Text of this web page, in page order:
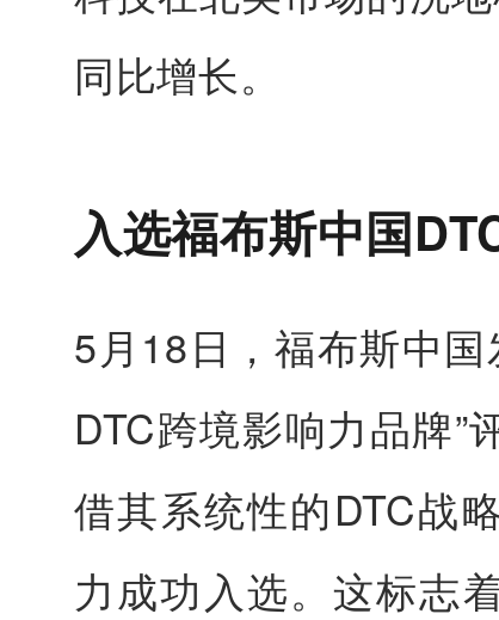
同比增长。
入选福布斯中国
5月18日，福布斯中
DTC跨境影响力品牌”
借其系统性的DTC战
力成功入选。这标志